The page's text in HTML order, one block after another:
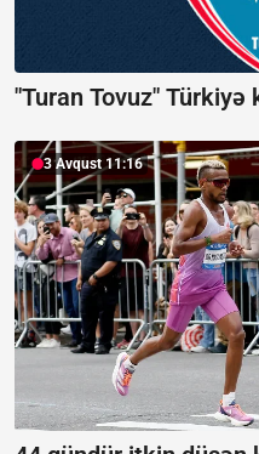
"Turan Tovuz"
3 Avqust 11:16